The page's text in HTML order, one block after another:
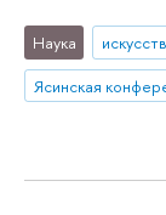
Наука
Ясинская